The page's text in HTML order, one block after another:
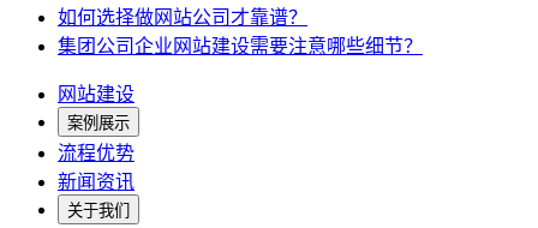
如何选择做网站公司才靠谱？
集团公司企业网站建设需要注意哪些细节？
网站建设
案例展示
流程优势
新闻资讯
关于我们